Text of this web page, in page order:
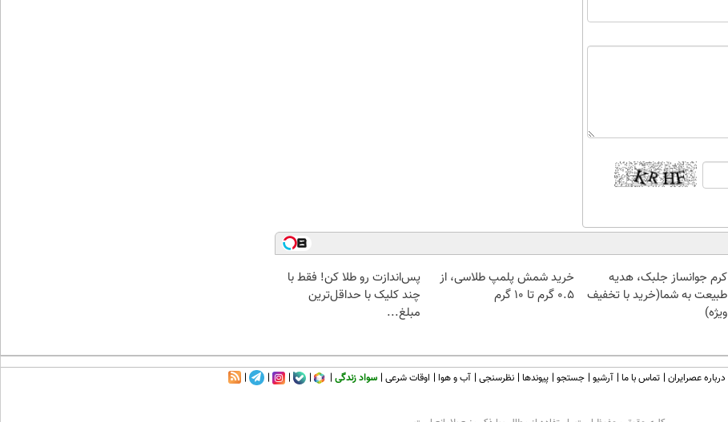
کرم جوانساز جلبک، هدیه
طبیعت به شما(خرید با تخفیف
ویژه)
خرید شمش پلمپ طلاسی، از
۰.۵ گرم تا ۱۰ گرم
پس‌اندازت رو طلا کن! فقط با
چند کلیک با حداقل‌ترین
مبلغ...
درباره عصرایران تماس با ما آرشیو جستجو پیوندها نظرسنجی آب و هوا اوقات شرعی سواد زندگی